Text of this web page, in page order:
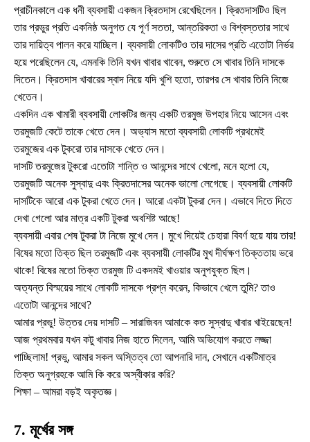
প্রাচীনকালে এক ধনী ব্যবসায়ী একজন ক্রিতদাস রেখেছিলেন। ক্রিতদাসটিও ছিল
তার প্রভুর প্রতি একনিষ্ঠ অনুগত যে পূর্ণ সততা, আন্তরিকতা ও বিশ্বস্ততার সাথে
তার দায়িত্ব পালন করে যাচ্ছিল। ব্যবসায়ী লোকটিও তার দাসের প্রতি এতোটা নির্ভর
হয়ে পরেছিলেন যে, এমনকি তিনি যখন খাবার খাবেন, শুরুতে সে খাবার তিনি দাসকে
দিতেন। ক্রিতদাস খাবারের স্বাদ নিয়ে যদি খুশি হতো, তারপর সে খাবার তিনি নিজে
খেতেন।
একদিন এক খামারী ব্যবসায়ী লোকটির জন্য একটি তরমুজ উপহার নিয়ে আসেন এবং
তরমুজটি কেটে তাকে খেতে দেন। অভ্যাস মতো ব্যবসায়ী লোকটি প্রথমেই
তরমুজের এক টুকরো তার দাসকে খেতে দেন।
দাসটি তরমুজের টুকরো এতোটা শান্তি ও আনন্দের সাথে খেলো, মনে হলো যে,
তরমুজটি অনেক সুস্বাদু এবং ক্রিতদাসের অনেক ভালো লেগেছে। ব্যবসায়ী লোকটি
দাসটিকে আরো এক টুকরা খেতে দেন। আরো একটা টুকরা দেন। এভাবে দিতে দিতে
দেখা গেলো আর মাত্র একটি টুকরা অবশিষ্ট আছে!
ব্যবসায়ী এবার শেষ টুকরা টা নিজে মুখে দেন। মুখে দিয়েই চেহারা বিবর্ণ হয়ে যায় তার!
বিষের মতো তিক্ত ছিল তরমুজটি এবং ব্যবসায়ী লোকটির মুখ দীর্ঘক্ষণ তিক্ততায় ভরে
থাকে! বিষের মতো তিক্ত তরমুজ টি একদমই খাওয়ার অনুপযুক্ত ছিল।
অত্যন্ত বিস্ময়ের সাথে লোকটি দাসকে প্রশ্ন করেন, কিভাবে খেলে তুমি? তাও
এতোটা আনন্দের সাথে?
আমার প্রভু! উত্তর দেয় দাসটি – সারাজিবন আমাকে কত সুস্বাদু খাবার খাইয়েছেন!
আজ প্রথমবার যখন কটু খাবার নিজ হাতে দিলেন, আমি অভিযোগ করতে লজ্জা
পাচ্ছিলাম! প্রভু, আমার সকল অস্তিত্ব তো আপনারি দান, সেখানে একটিমাত্র
তিক্ত অনুগ্রহকে আমি কি করে অস্বীকার করি?
শিক্ষা – আমরা বড়ই অকৃতজ্ঞ।
7. মূর্খের সঙ্গ